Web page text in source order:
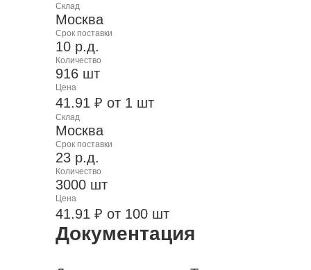
Склад
Москва
Срок поставки
10 р.д.
Количество
916 шт
Цена
41.91 ₽ от 1 шт
Склад
Москва
Срок поставки
23 р.д.
Количество
3000 шт
Цена
41.91 ₽ от 100 шт
Документация